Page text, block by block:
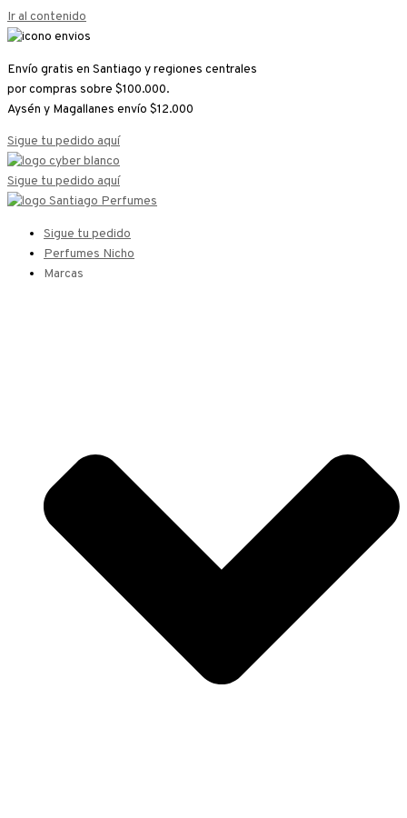
Ir al contenido
Envío gratis en Santiago y regiones centrales
por compras sobre $100.000.
Aysén y Magallanes envío $12.000
Sigue tu pedido aquí
Sigue tu pedido aquí
Sigue tu pedido
Perfumes Nicho
Marcas